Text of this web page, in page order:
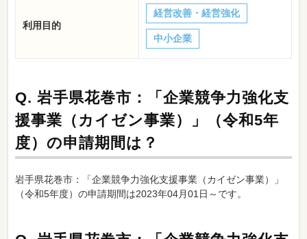
利用目的
経営改善・経営強化
中小企業
Q. 岩手県花巻市：「企業競争力強化支
援事業（カイゼン事業）」（令和5年
度）の申請期間は？
岩手県花巻市：「企業競争力強化支援事業（カイゼン事業）」
（令和5年度）の申請期間は2023年04月01日～です。